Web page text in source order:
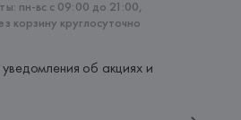
пн-вс с 09:00 до 21:00,
корзину круглосуточно
об акциях и